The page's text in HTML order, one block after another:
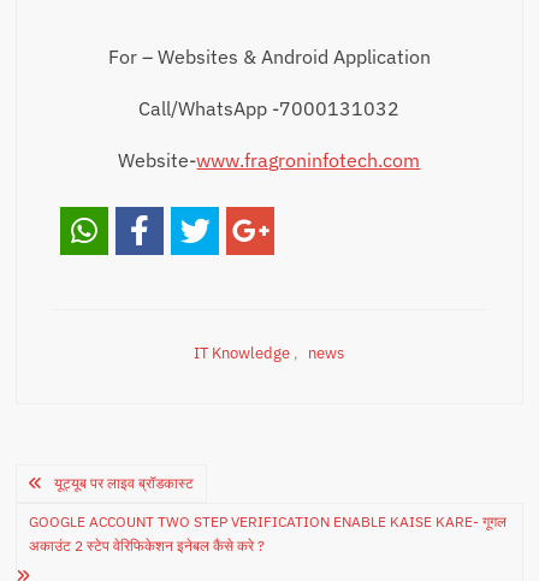
For – Websites & Android Application
Call/WhatsApp -7000131032
Website-www.fragroninfotech.com
IT Knowledge , news
Post
navigation
यूट्यूब पर लाइव ब्रॉडकास्ट
GOOGLE ACCOUNT TWO STEP VERIFICATION ENABLE KAISE KARE- गूगल
अकाउंट 2 स्टेप वेरिफिकेशन इनेबल कैसे करे ?